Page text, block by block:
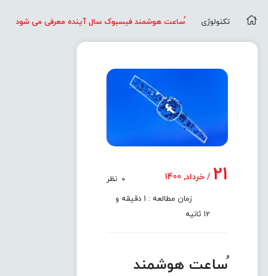
تکنولوژی ُساعت هوشمند فیسبوک سال آینده معرفی می شود
21 / خرداد, 1400 0 نظر
زمان مطالعه : 1 دقیقه و
12 ثانیه
ُساعت هوشمند